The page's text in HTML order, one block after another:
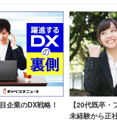
をなるべく広めたいんです
が都合がいいんです。だか
すよ」
、遺伝子戦略なんです、二
ーズが合っているので、
企業のDX戦略！
【20代既卒・
未経験から正